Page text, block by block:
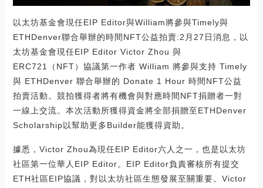
以太坊基金會現任EIP Editor與William將參與Timely與
ETHDenver聯合舉辦的時間NFT公益拍賣:2月27日消息，以
太坊基金會現任EIP Editor Victor Zhou 與
ERC721（NFT）協議第一作者 William 將參與支持 Timely
與 ETHDenver 聯合舉辦的 Donate 1 Hour 時間NFT公益
拍賣活動。競拍獲得者將有機會與對應時間NFT捐贈者一對
一線上交流。本次活動所獲得資金將全部捐贈至ETHDenver
Scholarship以幫助更多Builder能獲得資助。
據悉，Victor Zhou為現任EIP Editor六人之一，也是以太坊
社區第一位華人EIP Editor。EIP Editor負責審核所有提交
ETH社區EIP協議，對以太坊社區生態發展至關重要。Victor